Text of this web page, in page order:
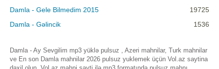
Damla - Gele Bilmedim 2015
19725
Damla - Gəlincik
1536
Damla - Ay Sevgilim mp3 yüklə pulsuz , Azeri mahnilar, Turk mahnilar
ve En son Damla mahnilar 2026 pulsuz yuklemek üçün Vol.az saytina